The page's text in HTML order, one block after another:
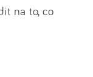
na to, co